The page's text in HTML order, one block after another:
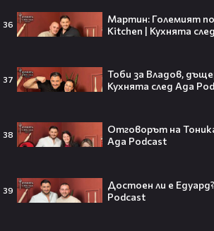
36
Мартин: Големият
Kitchen | Кухнята
37
Тоби за Владов,
Кухнята след Ада
38
Отговорът на
Ада Podcast
39
Достоен ли е
Podcast
четворка? Майлс
проговаря
си ден: Как
се превърна в